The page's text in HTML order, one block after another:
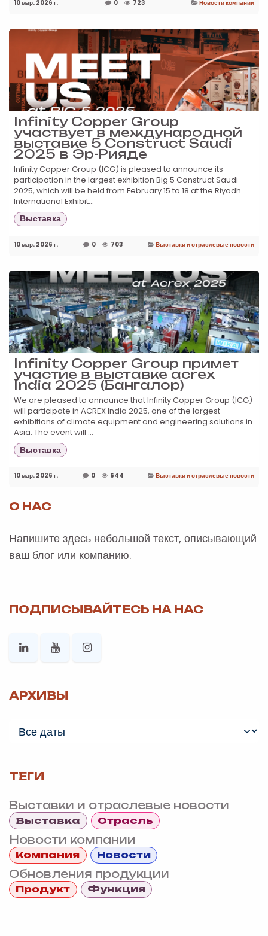
10 мар. 2026 г. 0 723 Новости компании
Infinity Copper Group
участвует в международной
выставке 5 Construct Saudi
2025 в Эр-Рияде
Infinity Copper Group (ICG) is pleased to announce its
participation in the largest exhibition Big 5 Construct Saudi
2025, which will be held from February 15 to 18 at the Riyadh
International Exhibit...
Выставка
10 мар. 2026 г. 0 703 Выставки и отраслевые новости
Infinity Copper Group примет
участие в выставке acrex
India 2025 (Бангалор)
We are pleased to announce that Infinity Copper Group (ICG)
will participate in ACREX India 2025, one of the largest
exhibitions of climate equipment and engineering solutions in
Asia. The event will ...
Выставка
10 мар. 2026 г. 0 644 Выставки и отраслевые новости
О НАС
Напишите здесь небольшой текст, описывающий
ваш блог или компанию.
ПОДПИСЫВАЙТЕСЬ НА НАС
АРХИВЫ
ТЕГИ
Выставки и отраслевые новости
Выставка Отрасль
Новости компании
Компания Новости
Обновления продукции
Продукт Функция